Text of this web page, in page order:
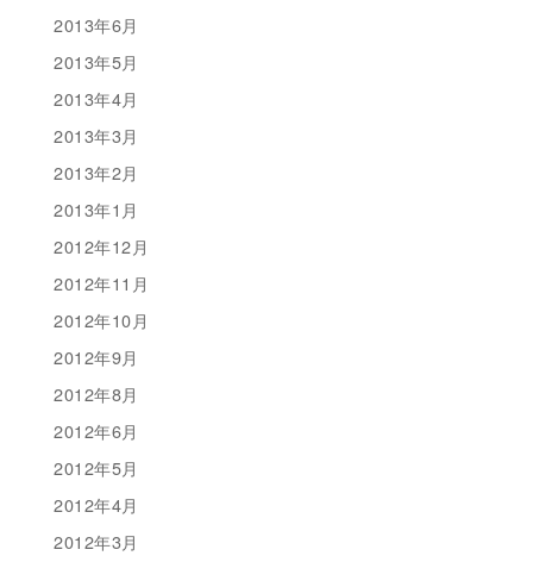
2013年6月
2013年5月
2013年4月
2013年3月
2013年2月
2013年1月
2012年12月
2012年11月
2012年10月
2012年9月
2012年8月
2012年6月
2012年5月
2012年4月
2012年3月